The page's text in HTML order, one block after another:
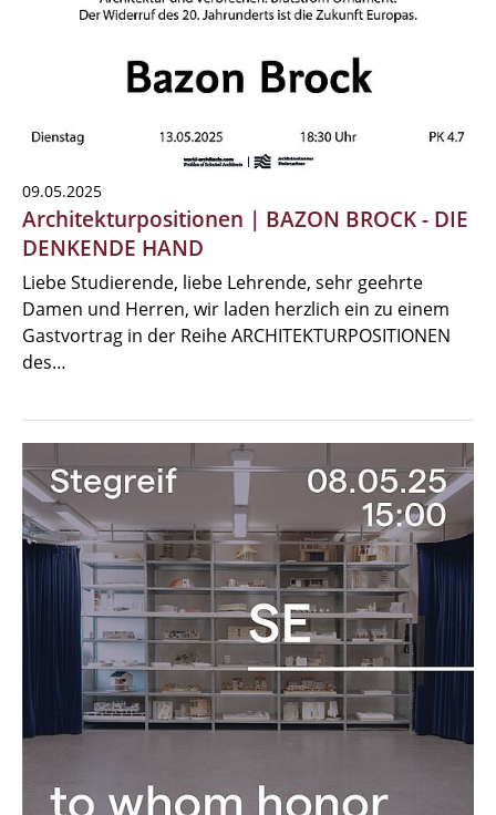
09.05.2025
Architekturpositionen | BAZON BROCK - DIE
DENKENDE HAND
Liebe Studierende, liebe Lehrende, sehr geehrte
Damen und Herren, wir laden herzlich ein zu einem
Gastvortrag in der Reihe ARCHITEKTURPOSITIONEN
des…